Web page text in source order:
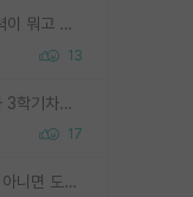
능력없는박사 란 말이지 뭐. 능력이 뭐고 능력이 있다는게 뭔지는 사람마다 기준이 다르니까 얘기해봐야 서로 자기 기준만 얘기해서 논쟁이 끝이 안나고. 주위에서 능력있고 야심있는 신입생이 교수가 유의미한 피드백을 아예 안주면서 제대로된 과제에 참여해볼 기회도 제공하지 않고 잡일 뺑뺑이만 돌려서 맨날 단순작업만 하면서 밤새다가 눈빛이 점점 죽어가는걸 본 사람은 물박사는 교수탓이라고 하고, 교수는 이것저것 알려도 주고 기회도 주고 사수 동기 붙여주면서 어떻게든 끌고가려고 하는데 본인이 매일 뺀질거리면서 출근 하는둥마는둥 하다가 기껏 와서도 폰이나 쳐다보다가 실험 망치고 저녁약속있어서 먼저 가볼게요~ 하는걸 본 사람은 물박사는 본인탓이라고 함.
13
가지마라. 신생랩이고 내가 석사 3학기차인데 최고참인데 나도 아무것도 모르는데 교수가 후배들 왜 논문 교육 안시키냐. 논문 왜 안 써오냐 닦달한다
17
신생랩+젊은 교수 이게 ㄹㅇ 모 아니면 도인듯.